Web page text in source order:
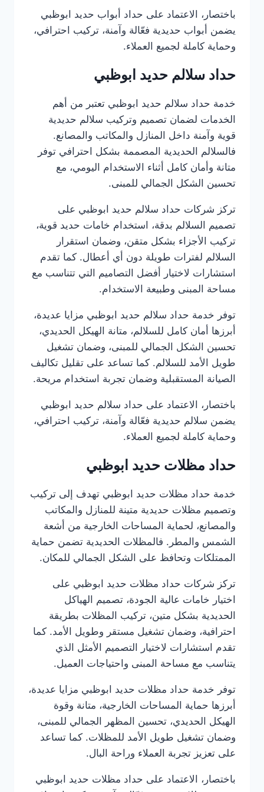
باختصار، الاعتماد على حداد أبواب حديد ابوظبي
يضمن أبواب حديدية فعّالة وآمنة، تركيب احترافي،
وحماية كاملة لجميع العملاء.
حداد سلالم حديد ابوظبي
خدمة حداد سلالم حديد ابوظبي تعتبر من أهم
الخدمات لضمان تصميم وتركيب سلالم حديدية
قوية وآمنة داخل المنازل والمكاتب والمصانع.
فالسلالم الحديدية المصممة بشكل احترافي توفر
متانة وأمان كامل أثناء الاستخدام اليومي، مع
تحسين الشكل الجمالي للمبنى.
تركز شركات حداد سلالم حديد ابوظبي على
تصميم السلالم بدقة، استخدام خامات حديد قوية،
تركيب الأجزاء بشكل متقن، وضمان استقرار
السلالم لفترات طويلة دون أي أعطال. كما تقدم
استشارات لاختيار أفضل التصاميم التي تتناسب مع
مساحة المبنى وطبيعة الاستخدام.
توفر خدمة حداد سلالم حديد ابوظبي مزايا عديدة،
أبرزها أمان كامل للسلالم، متانة الهيكل الحديدي،
تحسين الشكل الجمالي للمبنى، وضمان تشغيل
طويل الأمد للسلالم. كما تساعد على تقليل تكاليف
الصيانة المستقبلية وضمان تجربة استخدام مريحة.
باختصار، الاعتماد على حداد سلالم حديد ابوظبي
يضمن سلالم حديدية فعّالة وآمنة، تركيب احترافي،
وحماية كاملة لجميع العملاء.
حداد مظلات حديد ابوظبي
خدمة حداد مظلات حديد ابوظبي تهدف إلى تركيب
وتصميم مظلات حديدية متينة للمنازل والمكاتب
والمصانع، لحماية المساحات الخارجية من أشعة
الشمس والمطر. فالمظلات الحديدية تضمن حماية
الممتلكات وتحافظ على الشكل الجمالي للمكان.
تركز شركات حداد مظلات حديد ابوظبي على
اختيار خامات عالية الجودة، تصميم الهياكل
الحديدية بشكل متين، تركيب المظلات بطريقة
احترافية، وضمان تشغيل مستقر وطويل الأمد. كما
تقدم استشارات لاختيار التصميم الأمثل الذي
يتناسب مع مساحة المبنى واحتياجات العميل.
توفر خدمة حداد مظلات حديد ابوظبي مزايا عديدة،
أبرزها حماية المساحات الخارجية، متانة وقوة
الهيكل الحديدي، تحسين المظهر الجمالي للمبنى،
وضمان تشغيل طويل الأمد للمظلات. كما تساعد
على تعزيز تجربة العملاء وراحة البال.
باختصار، الاعتماد على حداد مظلات حديد ابوظبي